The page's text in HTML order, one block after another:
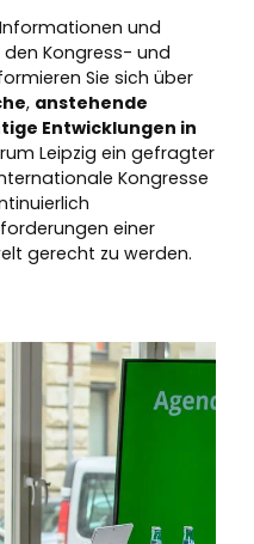
und
Kongress- und
Sie sich über
, anstehende
Entwicklungen in
Leipzig ein gefragter
Kongresse
einer
gerecht zu werden.